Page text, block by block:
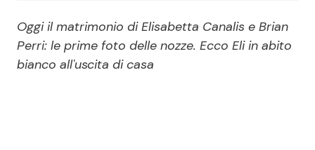
Politica Reality e Talent
Oggi il matrimonio di Elisabetta Canalis e Brian
Perri: le prime foto delle nozze. Ecco Eli in abito
bianco all'uscita di casa